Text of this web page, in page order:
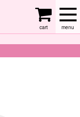
menu
cart